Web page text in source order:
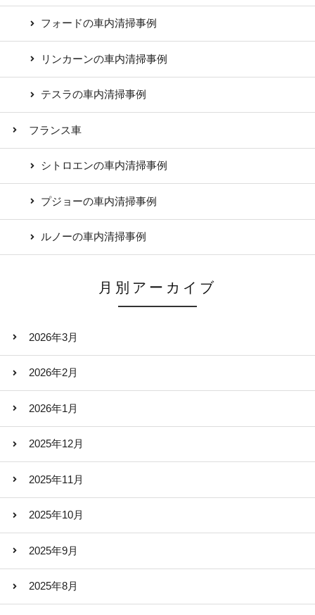
フォードの車内清掃事例
リンカーンの車内清掃事例
テスラの車内清掃事例
フランス車
シトロエンの車内清掃事例
プジョーの車内清掃事例
ルノーの車内清掃事例
月別アーカイブ
2026年3月
2026年2月
2026年1月
2025年12月
2025年11月
2025年10月
2025年9月
2025年8月